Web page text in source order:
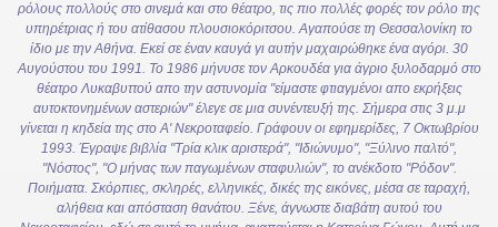
ρόλους πολλούς στο σινεμά και στο θέατρο, τις πιο πολλές φορές τον ρόλο της
υπηρέτριας ή του ατίθασου πλουσιοκόριτσου. Αγαπούσε τη Θεσσαλονίκη το
ίδιο με την Αθήνα. Εκεί σε έναν καυγά γι αυτήν μαχαιρώθηκε ένα αγόρι. 30
Αυγούστου του 1991. Το 1986 μήνυσε τον Αρκουδέα για άγριο ξυλοδαρμό στο
θέατρο Λυκαβυττού απο την αστυνομία "είμαστε φτιαγμένοι απο εκρήξεις
αυτοκτονημένων αστεριών" έλεγε σε μια συνέντευξή της. Σήμερα στις 3 μ.μ
γίνεται η κηδεία της στο Α' Νεκροταφείο. Γράφουν οι εφημερίδες, 7 Οκτωβρίου
1993. Έγραψε βιβλία "Τρία κλικ αριστερά", "Ιδιώνυμο", "Ξύλινο παλτό",
"Νόστος", "Ο μήνας των παγωμένων σταφυλιών", το ανέκδοτο "Ρόδον".
Ποιήματα. Σκόρπιες, σκληρές, ελληνικές, δικές της εικόνες, μέσα σε ταραχή,
αλήθεια και απόσταση θανάτου. Ξένε, άγνωστε διαβάτη αυτού του